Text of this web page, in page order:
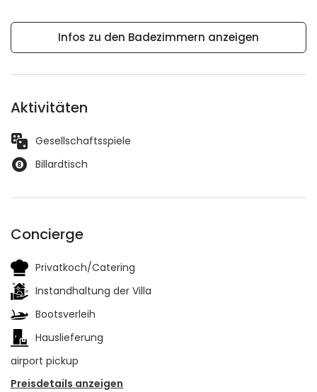
Infos zu den Badezimmern anzeigen
Aktivitäten
Gesellschaftsspiele
Billardtisch
Concierge
Privatkoch/Catering
Instandhaltung der Villa
Bootsverleih
Hauslieferung
airport pickup
Preisdetails anzeigen